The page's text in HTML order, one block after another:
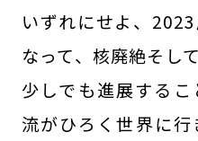
いずれにせよ、
なって、核廃絶そし
少しでも進展する
流がひろく世界に